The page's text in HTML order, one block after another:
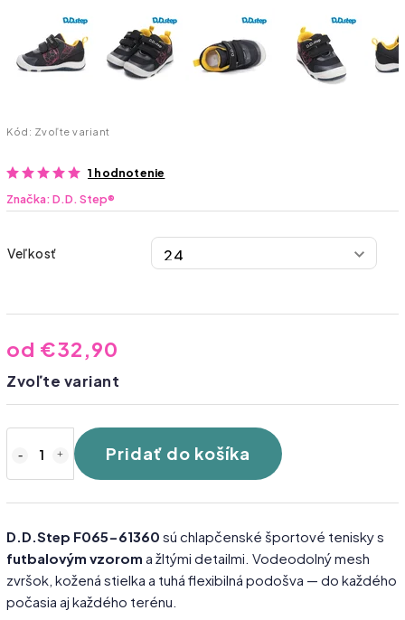
Kód: Zvoľte variant
1 hodnotenie
Značka:D.D. Step®
Veľkosť
od €32,90
Zvoľte variant
Pridať do košíka
D.D.Step F065-61360 sú chlapčenské športové tenisky s
futbalovým vzorom a žltými detailmi. Vodeodolný mesh
zvršok, kožená stielka a tuhá flexibilná podošva — do každého
počasia aj každého terénu.